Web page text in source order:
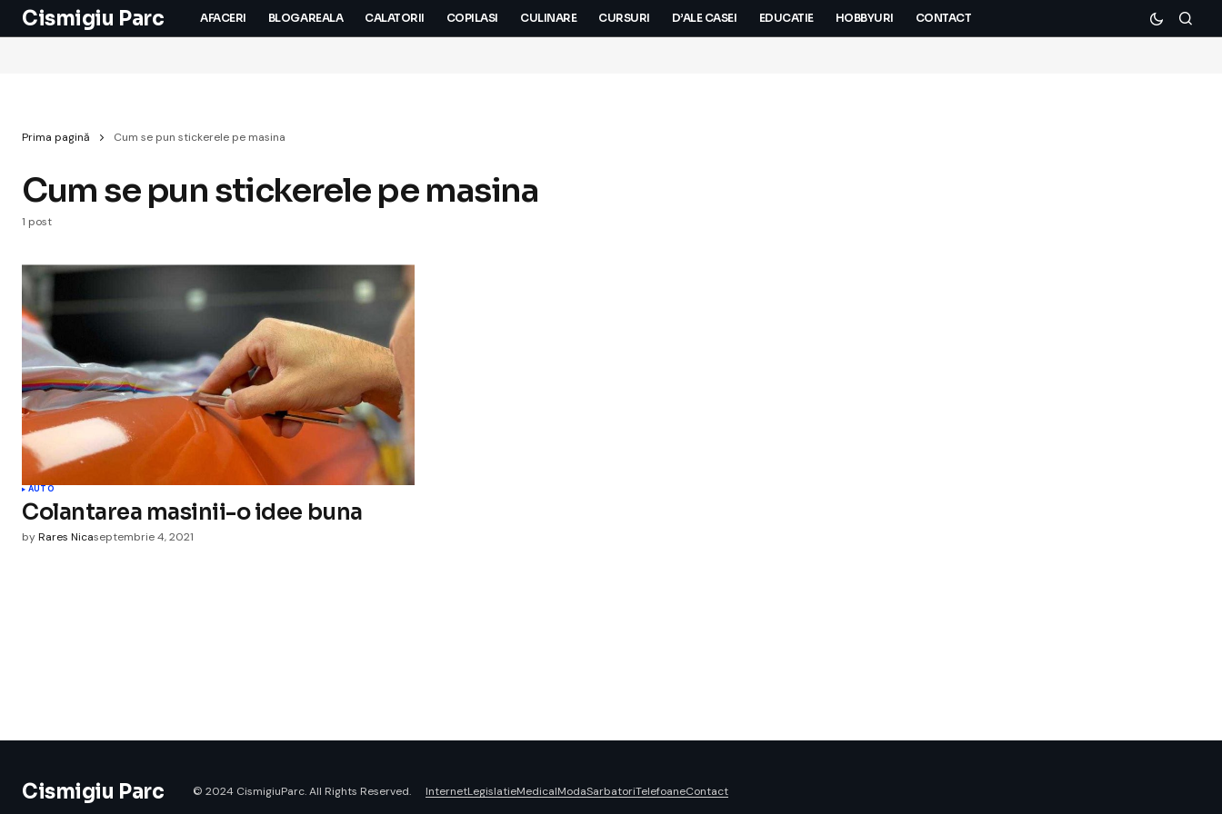
Cismigiu Parc AFACERI BLOGAREALA CALATORII COPILASI CULINARE CURSURI D’ALE CASEI EDUCATIE HOBBYURI CONTACT
Prima pagină Cum se pun stickerele pe masina
Cum se pun stickerele pe masina
1 post
AUTO
Colantarea masinii-o idee buna
byRares Nicaseptembrie 4, 2021
Cismigiu Parc © 2024 CismigiuParc. All Rights Reserved. InternetLegislatieMedicalModaSarbatoriTelefoaneContact